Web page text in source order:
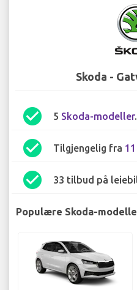
Skoda -
check_circle 5 Skoda-modeller.
check_circle Tilgjengelig fra
check_circle 33 tilbud på
Populære Skoda-